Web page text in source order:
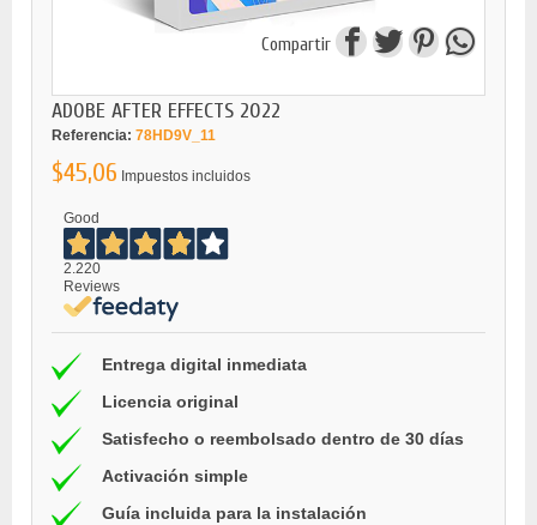
Compartir
ADOBE AFTER EFFECTS 2022
Referencia: 78HD9V_11
$45,06 Impuestos incluidos
Good
2.220
Reviews
Entrega digital inmediata
Licencia original
Satisfecho o reembolsado dentro de 30 días
Activación simple
Guía incluida para la instalación